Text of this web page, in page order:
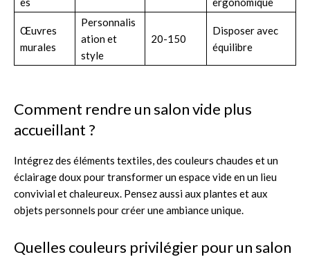
Œuvres
murales
Personnalis
ation et
style
20-150
Disposer avec
équilibre
Comment rendre un salon vide plus
accueillant ?
Intégrez des éléments textiles, des couleurs chaudes et un
éclairage doux pour transformer un espace vide en un lieu
convivial et chaleureux. Pensez aussi aux plantes et aux
objets personnels pour créer une ambiance unique.
Quelles couleurs privilégier pour un salon